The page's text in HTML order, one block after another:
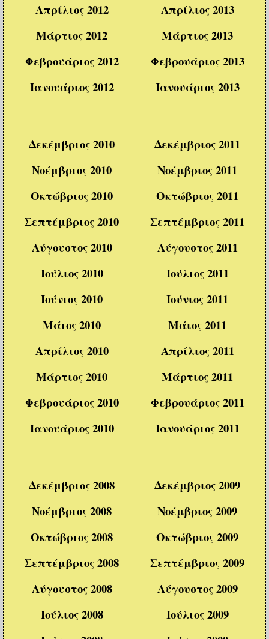
Απρίλιος 2012
Μάρτιος 2012
Φεβρουάριος 2012
Ιανουάριος 2012
Απρίλιος 2013
Μάρτιος 2013
Φεβρουάριος 2013
Ιανουάριος 2013
Δεκέμβριος 2010
Νοέμβριος 2010
Οκτώβριος 2010
Σεπτέμβριος 2010
Αύγουστος 2010
Ιούλιος 2010
Ιούνιος 2010
Μάιος 2010
Απρίλιος 2010
Μάρτιος 2010
Φεβρουάριος 2010
Ιανουάριος 2010
Δεκέμβριος 2011
Νοέμβριος 2011
Οκτώβριος 2011
Σεπτέμβριος 2011
Αύγουστος 2011
Ιούλιος 2011
Ιούνιος 2011
Μάιος 2011
Απρίλιος 2011
Μάρτιος 2011
Φεβρουάριος 2011
Ιανουάριος 2011
Δεκέμβριος 2008
Νοέμβριος 2008
Οκτώβριος 2008
Σεπτέμβριος 2008
Αύγουστος 2008
Ιούλιος 2008
Δεκέμβριος 2009
Νοέμβριος 2009
Οκτώβριος 2009
Σεπτέμβριος 2009
Αύγουστος 2009
Ιούλιος 2009